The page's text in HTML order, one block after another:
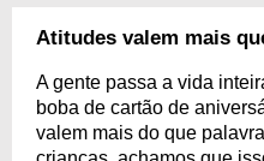
Atitudes valem mais
A gente passa a vida
boba de cartão de
valem mais do que